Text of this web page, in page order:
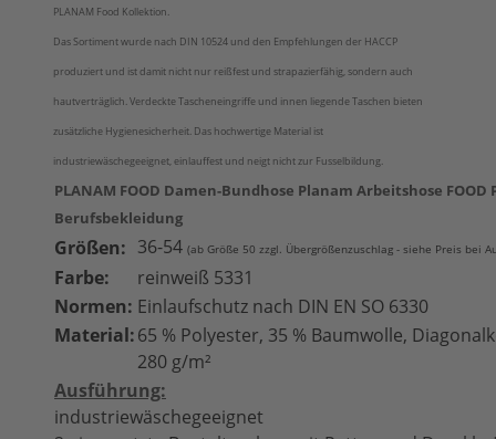
PLANAM Food Kollektion.
Das Sortiment wurde nach DIN 10524 und den Empfehlungen der HACCP
produziert und ist damit nicht nur reißfest und strapazierfähig, sondern auch
hautverträglich. Verdeckte Tascheneingriffe und innen liegende Taschen bieten
zusätzliche Hygienesicherheit. Das hochwertige Material ist
industriewäschegeeignet, einlauffest und neigt nicht zur Fusselbildung.
PLANAM FOOD Damen-Bundhose Planam Arbeitshose FOOD
Berufsbekleidung
Größen: 36-54 (ab Größe 50 zzgl. Übergrößenzuschlag - siehe Preis bei
Farbe:
reinweiß 5331
Normen: Einlaufschutz nach DIN EN SO 6330
Material:65 % Polyester, 35 % Baumwolle,
280 g/m²
Ausführung:
industriewäschegeeignet